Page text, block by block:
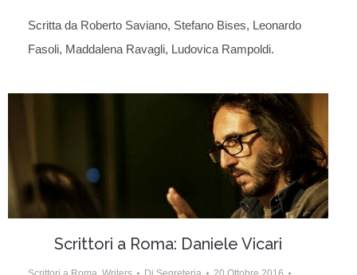
Scritta da Roberto Saviano, Stefano Bises, Leonardo
Fasoli, Maddalena Ravagli, Ludovica Rampoldi.
Scrittori a Roma: Daniele Vicari